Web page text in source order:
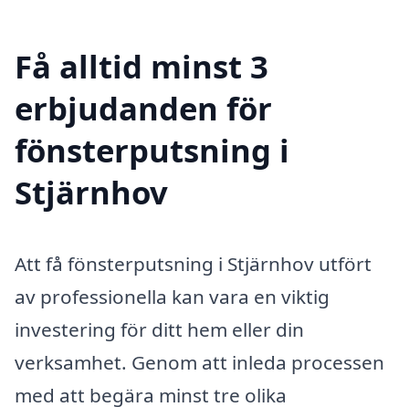
Få alltid minst 3
erbjudanden för
fönsterputsning i
Stjärnhov
Att få fönsterputsning i Stjärnhov utfört
av professionella kan vara en viktig
investering för ditt hem eller din
verksamhet. Genom att inleda processen
med att begära minst tre olika